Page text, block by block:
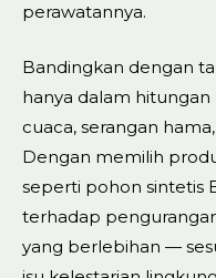
perawatannya.
Bandingkan dengan
hanya dalam
cuaca, serangan
Dengan memilih
seperti pohon sintetis
terhadap
yang berlebihan —